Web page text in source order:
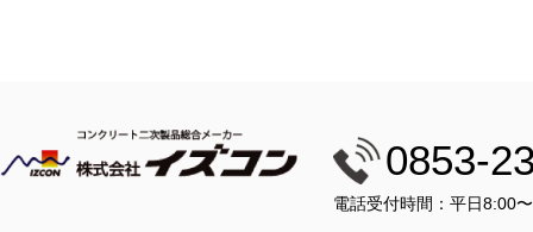
0853-
電話受付時間：平日8:00